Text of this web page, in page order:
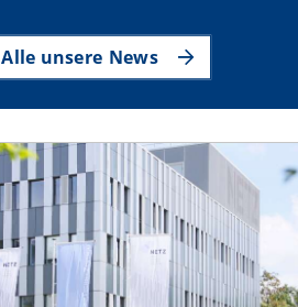
Alle unsere News